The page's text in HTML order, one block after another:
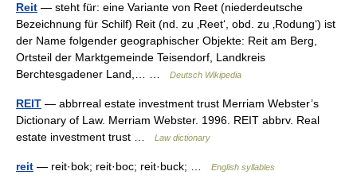
Reit — steht für: eine Variante von Reet (niederdeutsche
Bezeichnung für Schilf) Reit (nd. zu ‚Reet‘, obd. zu ‚Rodung‘) ist
der Name folgender geographischer Objekte: Reit am Berg,
Ortsteil der Marktgemeinde Teisendorf, Landkreis
Berchtesgadener Land,… …
Deutsch Wikipedia
REIT — abbrreal estate investment trust Merriam Webster’s
Dictionary of Law. Merriam Webster. 1996. REIT abbrv. Real
estate investment trust …
Law dictionary
reit — reit·bok; reit·boc; reit·buck; … English syllables